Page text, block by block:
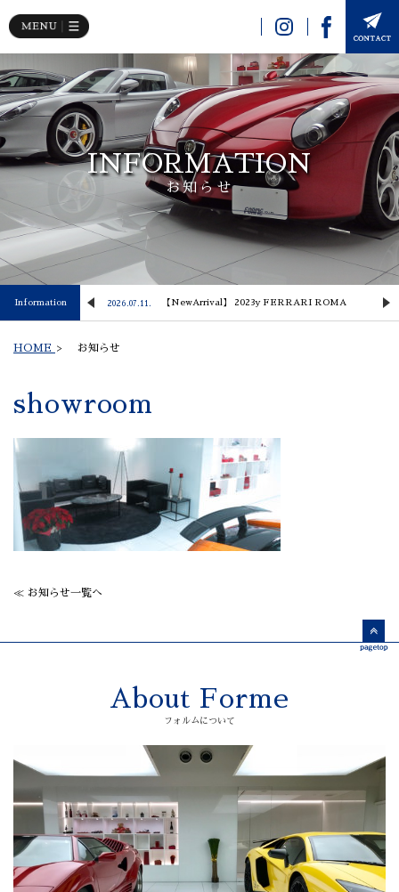
INFORMATION
お知らせ
Information
Lusso 2026.07.11. 【NewArrival】 2023y FERRARI ROMA
HOME > お知らせ
showroom
≪ お知らせ一覧へ
About Forme
フォルムについて